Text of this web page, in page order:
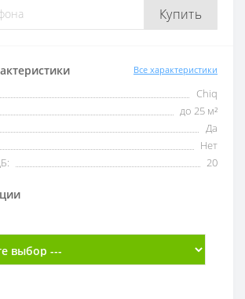
Купить
Все характеристики
Chiq
до 25 м²
Да
Нет
20